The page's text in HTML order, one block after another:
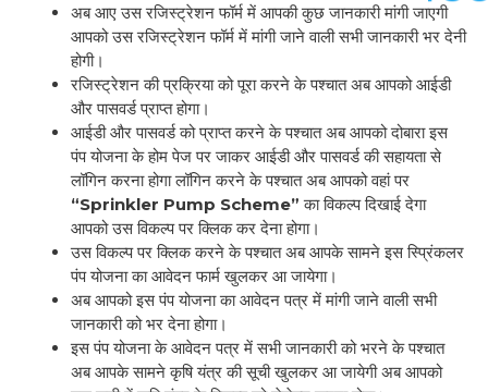
अब आए उस रजिस्ट्रेशन फॉर्म में आपकी कुछ जानकारी मांगी जाएगी
आपको उस रजिस्ट्रेशन फॉर्म में मांगी जाने वाली सभी जानकारी भर देनी
होगी।
रजिस्ट्रेशन की प्रक्रिया को पूरा करने के पश्चात अब आपको आईडी
और पासवर्ड प्राप्त होगा।
आईडी और पासवर्ड को प्राप्त करने के पश्चात अब आपको दोबारा इस
पंप योजना के होम पेज पर जाकर आईडी और पासवर्ड की सहायता से
लॉगिन करना होगा लॉगिन करने के पश्चात अब आपको वहां पर
“Sprinkler Pump Scheme”का विकल्प दिखाई देगा
आपको उस विकल्प पर क्लिक कर देना होगा।
उस विकल्प पर क्लिक करने के पश्चात अब आपके सामने इस स्प्रिंकलर
पंप योजना का आवेदन फार्म खुलकर आ जायेगा।
अब आपको इस पंप योजना का आवेदन पत्र में मांगी जाने वाली सभी
जानकारी को भर देना होगा।
इस पंप योजना के आवेदन पत्र में सभी जानकारी को भरने के पश्चात
अब आपके सामने कृषि यंत्र की सूची खुलकर आ जायेगी अब आपको